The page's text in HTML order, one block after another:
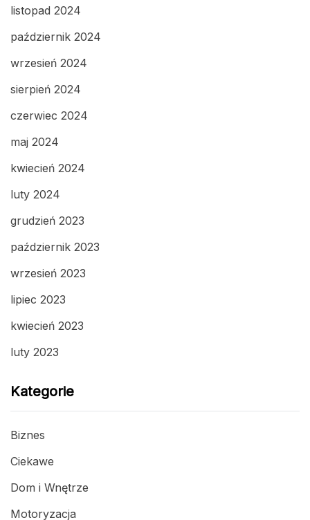
listopad 2024
październik 2024
wrzesień 2024
sierpień 2024
czerwiec 2024
maj 2024
kwiecień 2024
luty 2024
grudzień 2023
październik 2023
wrzesień 2023
lipiec 2023
kwiecień 2023
luty 2023
Kategorie
Biznes
Ciekawe
Dom i Wnętrze
Motoryzacja